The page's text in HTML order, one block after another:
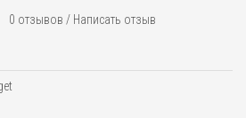
0 отзывов / Написать отзыв